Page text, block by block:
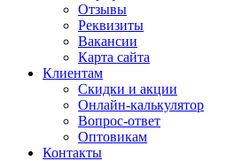
Отзывы
Реквизиты
Вакансии
Карта сайта
Клиентам
Скидки и акции
Онлайн-калькулятор
Вопрос-ответ
Оптовикам
Контакты